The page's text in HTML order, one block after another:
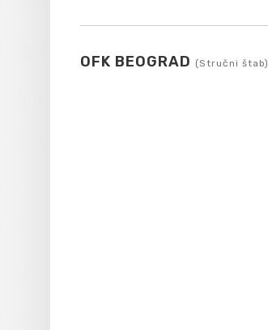
OFK BEOGRAD (Stručni štab)